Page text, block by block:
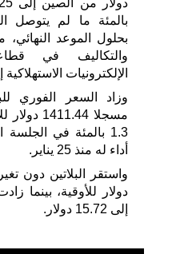
بالمئة ما لم يتوصل
بحلول الموعد
والتكاليف في
الإلكترونيات
مسجلا
1.3 بالمئة في
أداء له منذ 25 يناير.
إلى 15.72 دولار.